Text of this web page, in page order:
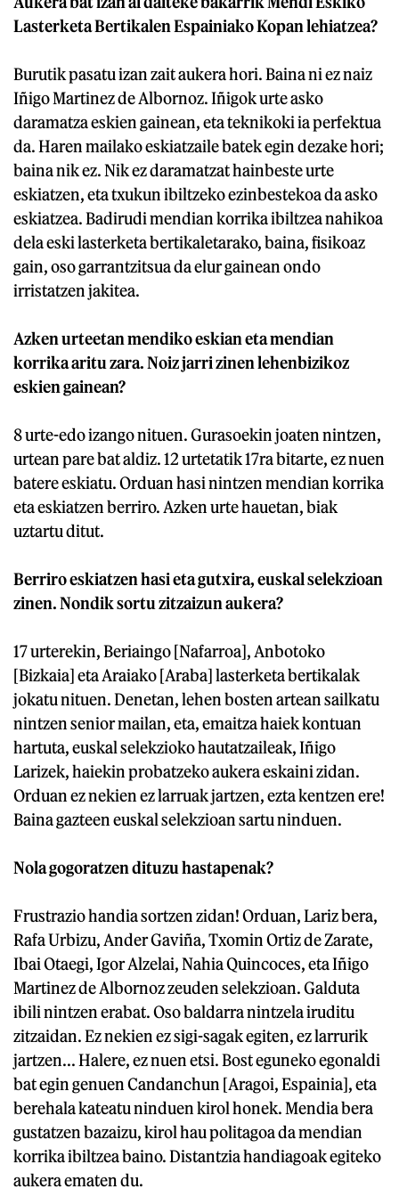
Lasterketa Bertikalen Espainiako Kopan lehiatzea?
Burutik pasatu izan zait aukera hori. Baina ni ez naiz
Iñigo Martinez de Albornoz. Iñigok urte asko
daramatza eskien gainean, eta teknikoki ia perfektua
da. Haren mailako eskiatzaile batek egin dezake hori;
baina nik ez. Nik ez daramatzat hainbeste urte
eskiatzen, eta txukun ibiltzeko ezinbestekoa da asko
eskiatzea. Badirudi mendian korrika ibiltzea nahikoa
dela eski lasterketa bertikaletarako, baina, fisikoaz
gain, oso garrantzitsua da elur gainean ondo
irristatzen jakitea.
Azken urteetan mendiko eskian eta mendian
korrika aritu zara. Noiz jarri zinen lehenbizikoz
eskien gainean?
8 urte-edo izango nituen. Gurasoekin joaten nintzen,
urtean pare bat aldiz. 12 urtetatik 17ra bitarte, ez nuen
batere eskiatu. Orduan hasi nintzen mendian korrika
eta eskiatzen berriro. Azken urte hauetan, biak
uztartu ditut.
Berriro eskiatzen hasi eta gutxira, euskal selekzioan
zinen. Nondik sortu zitzaizun aukera?
17 urterekin, Beriaingo [Nafarroa], Anbotoko
[Bizkaia] eta Araiako [Araba] lasterketa bertikalak
jokatu nituen. Denetan, lehen bosten artean sailkatu
nintzen senior mailan, eta, emaitza haiek kontuan
hartuta, euskal selekzioko hautatzaileak, Iñigo
Larizek, haiekin probatzeko aukera eskaini zidan.
Orduan ez nekien ez larruak jartzen, ezta kentzen ere!
Baina gazteen euskal selekzioan sartu ninduen.
Nola gogoratzen dituzu hastapenak?
Frustrazio handia sortzen zidan! Orduan, Lariz bera,
Rafa Urbizu, Ander Gaviña, Txomin Ortiz de Zarate,
Ibai Otaegi, Igor Alzelai, Nahia Quincoces, eta Iñigo
Martinez de Albornoz zeuden selekzioan. Galduta
ibili nintzen erabat. Oso baldarra nintzela iruditu
zitzaidan. Ez nekien ez sigi-sagak egiten, ez larrurik
jartzen... Halere, ez nuen etsi. Bost eguneko egonaldi
bat egin genuen Candanchun [Aragoi, Espainia], eta
berehala kateatu ninduen kirol honek. Mendia bera
gustatzen bazaizu, kirol hau politagoa da mendian
korrika ibiltzea baino. Distantzia handiagoak egiteko
aukera ematen du.